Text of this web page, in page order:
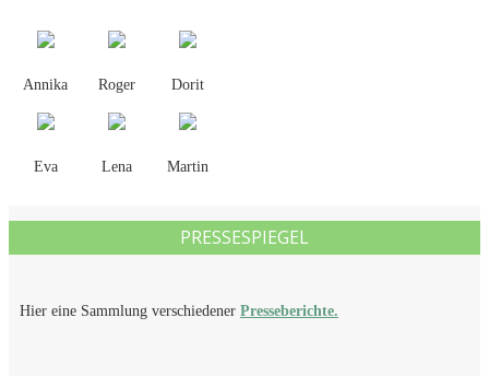
Annika Roger Dorit
Eva Lena Martin
PRESSESPIEGEL
Hier eine Sammlung verschiedener Presseberichte.